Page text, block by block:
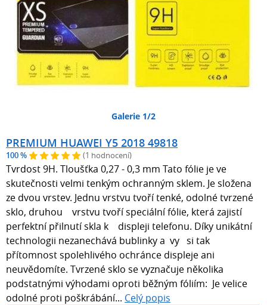
Galerie 1/2
PREMIUM HUAWEI Y5 2018 49818
100 % (1 hodnocení)
Tvrdost 9H. Tloušťka 0,27 - 0,3 mm Tato fólie je ve
skutečnosti velmi tenkým ochranným sklem. Je složena
ze dvou vrstev. Jednu vrstvu tvoří tenké, odolné tvrzené
sklo, druhou vrstvu tvoří speciální fólie, která zajistí
perfektní přilnutí skla k displeji telefonu. Díky unikátní
technologii nezanechává bublinky a vy si tak
přítomnost spolehlivého ochránce displeje ani
neuvědomíte. Tvrzené sklo se vyznačuje několika
podstatnými výhodami oproti běžným fóliím: Je velice
odolné proti poškrábání... Celý popis